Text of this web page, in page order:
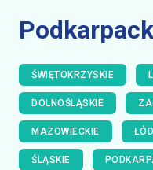
ŚWIĘTOKRZYSKIE
DOLNOŚLĄSKIE
MAZOWIECKIE
ŚLĄSKIE